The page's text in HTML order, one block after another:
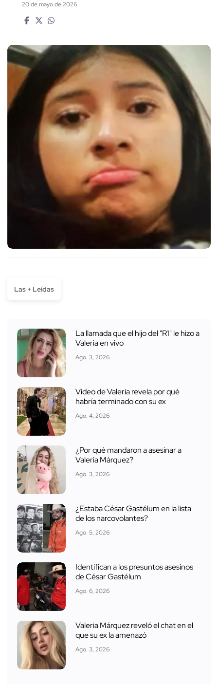
20 de mayo de 2026
Las + Leídas
La llamada que el hijo del "R1" le hizo a
Valeria en vivo
Ago. 3, 2026
Video de Valeria revela por qué
habría terminado con su ex
Ago. 4, 2026
¿Por qué mandaron a asesinar a
Valeria Márquez?
Ago. 3, 2026
¿Estaba César Gastélum en la lista
de los narcovolantes?
Ago. 5, 2026
Identifican a los presuntos asesinos
de César Gastélum
Ago. 6, 2026
Valeria Márquez reveló el chat en el
que su ex la amenazó
Ago. 3, 2026